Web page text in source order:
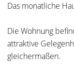
Das monatliche
Die Wohnung
attraktive
gleichermaßen.